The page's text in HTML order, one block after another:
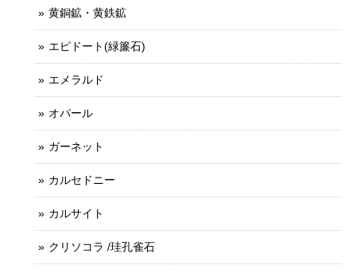
黄銅鉱・黄鉄鉱
エピドート(緑簾石)
エメラルド
オパール
ガーネット
カルセドニー
カルサイト
クリソコラ /珪孔雀石